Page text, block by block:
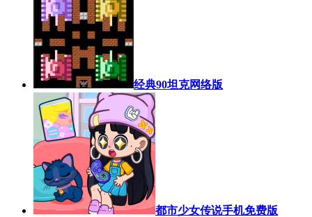
经典90坦克网络版
都市少女传说手机免费版